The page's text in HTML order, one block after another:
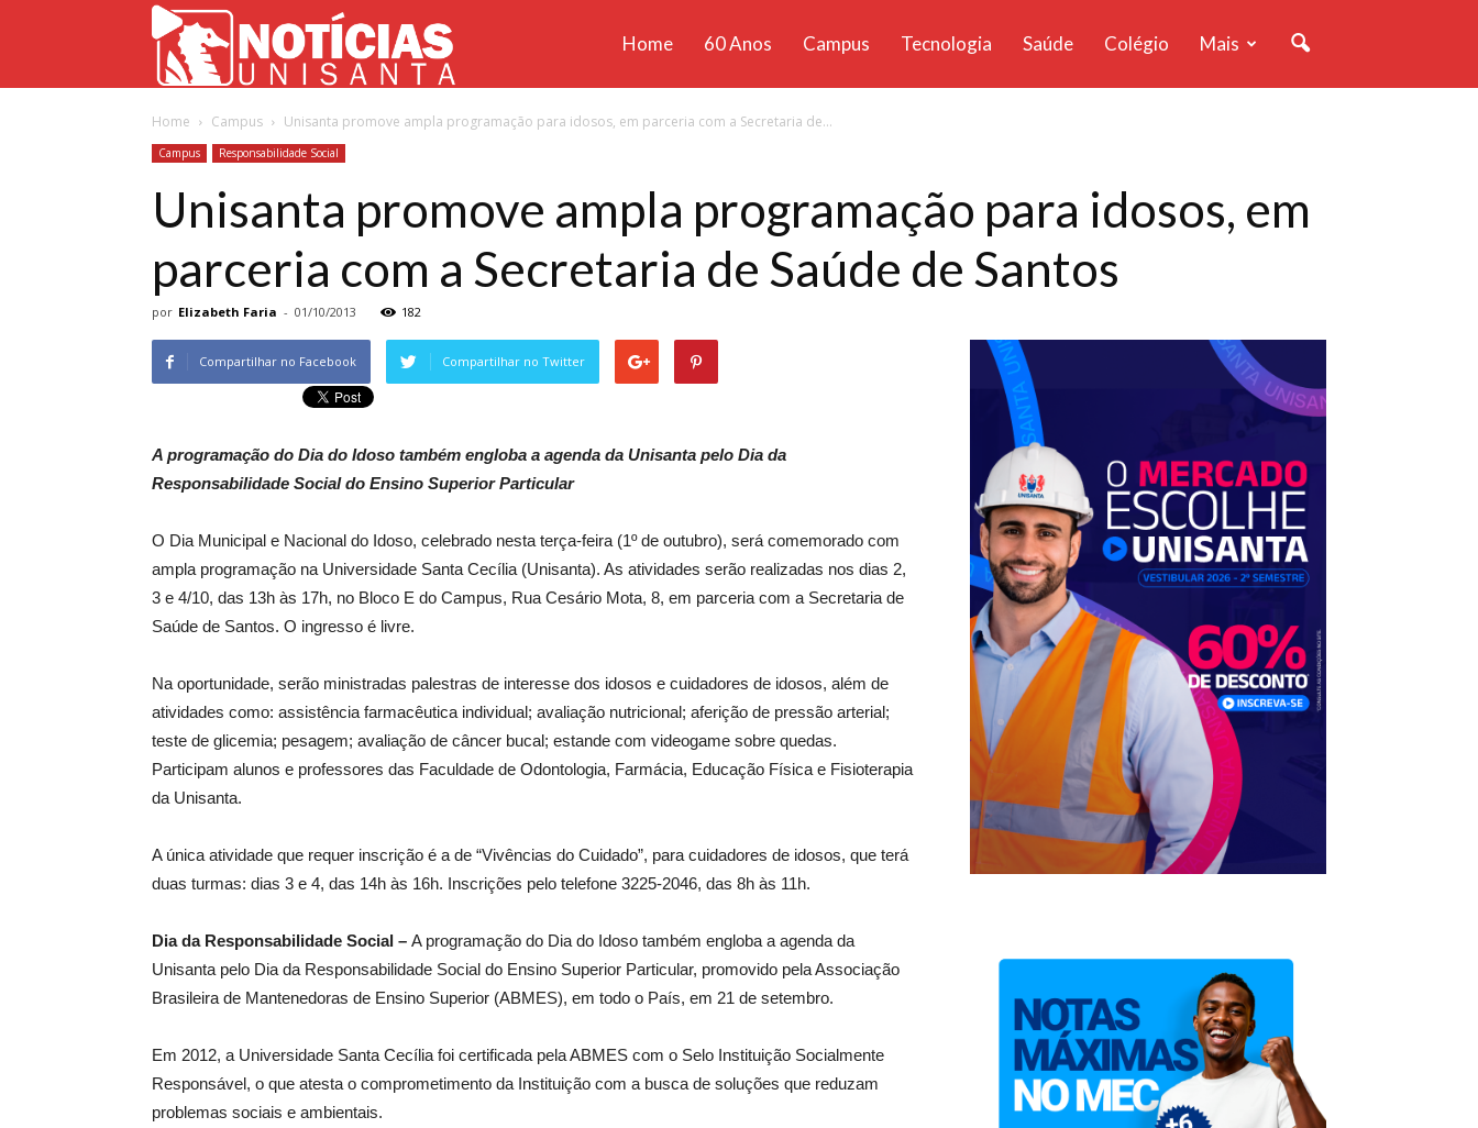
Unisanta
Home 60 Anos Campus Tecnologia Saúde Colégio Mais
Home Campus Unisanta promove ampla programação para idosos, em parceria com a Secretaria de...
Campus Responsabilidade Social
Unisanta promove ampla programação para idosos, em
parceria com a Secretaria de Saúde de Santos
por Elizabeth Faria - 01/10/2013 182
Compartilhar no Facebook Compartilhar no Twitter
A programação do Dia do Idoso também engloba a agenda da Unisanta pelo Dia da
Responsabilidade Social do Ensino Superior Particular
O Dia Municipal e Nacional do Idoso, celebrado nesta terça-feira (1º de outubro), será comemorado com
ampla programação na Universidade Santa Cecília (Unisanta). As atividades serão realizadas nos dias 2,
3 e 4/10, das 13h às 17h, no Bloco E do Campus, Rua Cesário Mota, 8, em parceria com a Secretaria de
Saúde de Santos. O ingresso é livre.
Na oportunidade, serão ministradas palestras de interesse dos idosos e cuidadores de idosos, além de
atividades como: assistência farmacêutica individual; avaliação nutricional; aferição de pressão arterial;
teste de glicemia; pesagem; avaliação de câncer bucal; estande com videogame sobre quedas.
Participam alunos e professores das Faculdade de Odontologia, Farmácia, Educação Física e Fisioterapia
da Unisanta.
A única atividade que requer inscrição é a de “Vivências do Cuidado”, para cuidadores de idosos, que terá
duas turmas: dias 3 e 4, das 14h às 16h. Inscrições pelo telefone 3225-2046, das 8h às 11h.
Dia da Responsabilidade Social – A programação do Dia do Idoso também engloba a agenda da
Unisanta pelo Dia da Responsabilidade Social do Ensino Superior Particular, promovido pela Associação
Brasileira de Mantenedoras de Ensino Superior (ABMES), em todo o País, em 21 de setembro.
Em 2012, a Universidade Santa Cecília foi certificada pela ABMES com o Selo Instituição Socialmente
Responsável, o que atesta o comprometimento da Instituição com a busca de soluções que reduzam
problemas sociais e ambientais.